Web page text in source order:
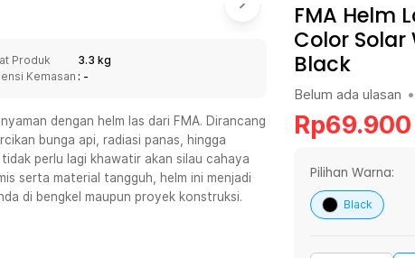
- 20:00), Sabtu - Minggu/ Libur Nasional (08:00 - 17:00) Selengkapnya
(09:00-20:00), Minggu/Libur Nasional (12:00-20:00), Tutup pada Idul Fitri
(09:00-20:00), Minggu/Libur Nasional (12:00-20:00), Tutup pada Idul Fitri
(07:00 - 20:00), Sabtu - Minggu (08:00 - 20:00), Tutup pada Idul Fitri
- 20:00), Sabtu - Minggu/ Libur Nasional (08:00 - 17:00) Selengkapnya
Produk
3.3 kg
Kemasan : -
dengan helm las dari FMA. Dirancang
bunga api, radiasi panas, hingga
perlu lagi khawatir akan silau cahaya
serta material tangguh, helm ini menjadi
di bengkel maupun proyek konstruksi.
FMA Helm
Color Solar
Black
Belum ada ulasan •
Rp69.900
Pilihan Warna:
Black